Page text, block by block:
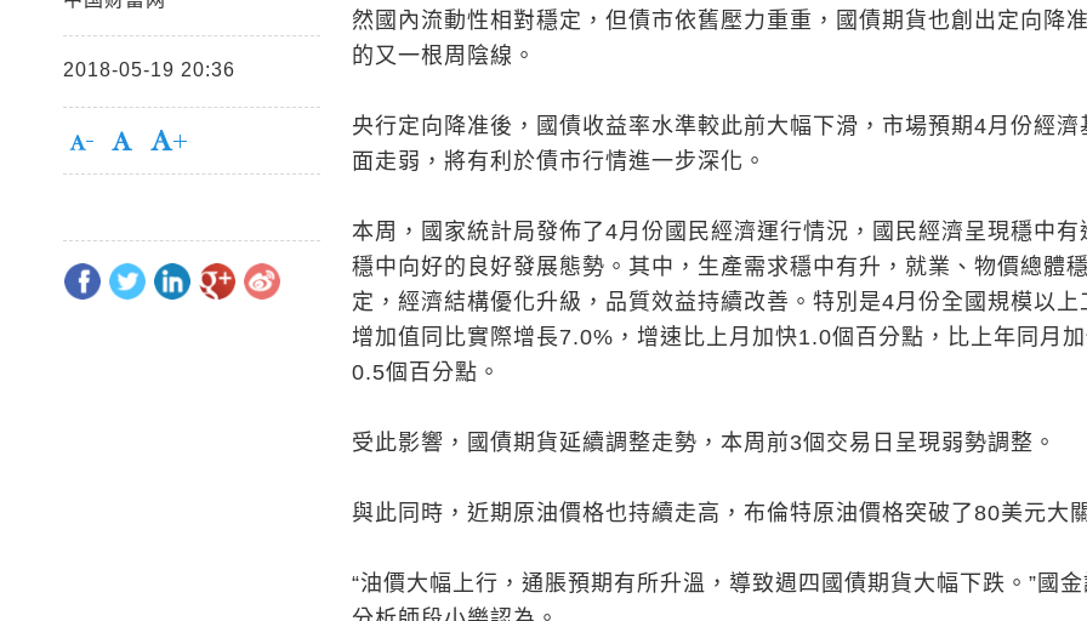
2018-05-19 20:36
然國內流動性相對穩定，但債市依舊壓力重重，國債期貨也創出定向降
的又一根周陰線。
央行定向降准後，國債收益率水準較此前大幅下滑，市場預期4月份經濟
面走弱，將有利於債市行情進一步深化。
本周，國家統計局發佈了4月份國民經濟運行情況，國民經濟呈現穩中有
穩中向好的良好發展態勢。其中，生產需求穩中有升，就業、物價總體
定，經濟結構優化升級，品質效益持續改善。特別是4月份全國規模以上
增加值同比實際增長7.0%，增速比上月加快1.0個百分點，比上年同月
0.5個百分點。
受此影響，國債期貨延續調整走勢，本周前3個交易日呈現弱勢調整。
與此同時，近期原油價格也持續走高，布倫特原油價格突破了80美元大
“油價大幅上行，通脹預期有所升溫，導致週四國債期貨大幅下跌。”國